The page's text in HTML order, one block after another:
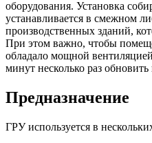
оборудования. Установка
устанавливается в смежном
производственных зданий,
При этом важно, чтобы
обладало мощной
минут несколько раз обновить
Предназначение
ГРУ используется в